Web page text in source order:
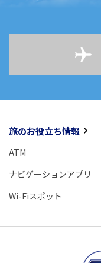
旅のお役立ち情報
ATM
ナビゲーションアプリ
Wi-Fiスポット